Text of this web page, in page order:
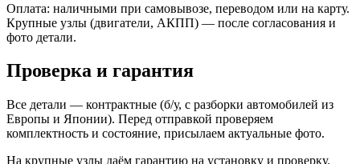
Оплата: наличными при самовывозе, переводом или на карту.
Крупные узлы (двигатели, АКПП) — после согласования и
фото детали.
Проверка и гарантия
Все детали — контрактные (б/у, с разборки автомобилей из
Европы и Японии). Перед отправкой проверяем
комплектность и состояние, присылаем актуальные фото.
На крупные узлы даём гарантию на установку и проверку.